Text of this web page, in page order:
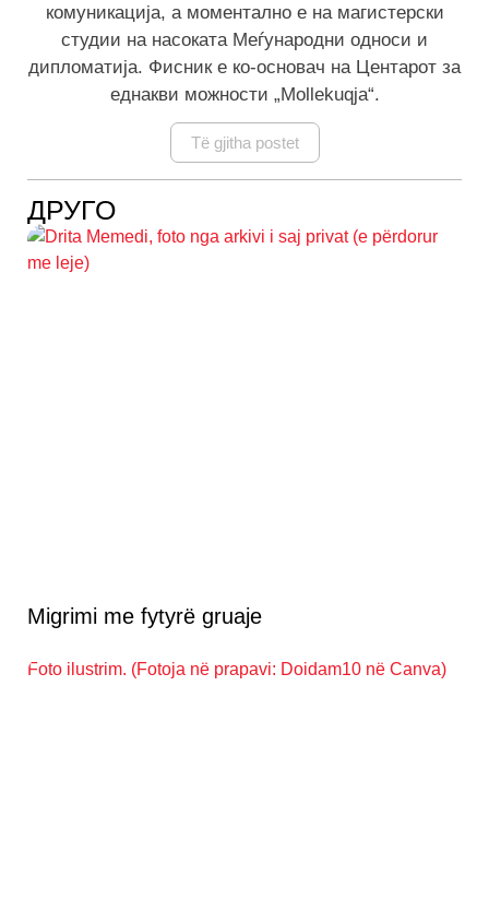
комуникација, а моментално е на магистерски
студии на насоката Меѓународни односи и
дипломатија. Фисник е ко-основач на Центарот за
еднакви можности „Mollekuqja“.
Të gjitha postet
ДРУГО
Migrimi me fytyrë gruaje